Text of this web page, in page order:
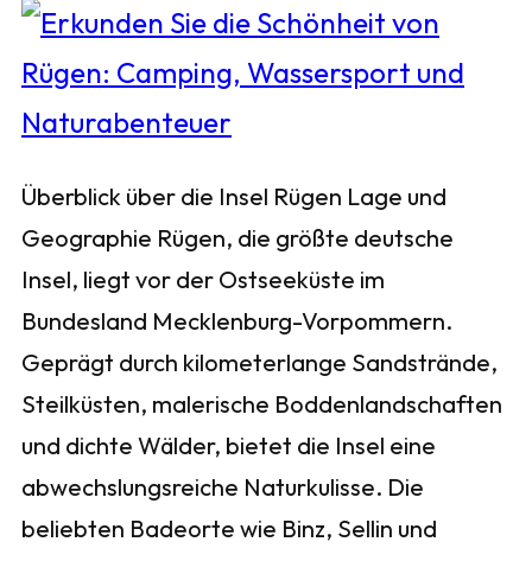
Überblick über die Insel Rügen Lage und
Geographie Rügen, die größte deutsche
Insel, liegt vor der Ostseeküste im
Bundesland Mecklenburg-Vorpommern.
Geprägt durch kilometerlange Sandstrände,
Steilküsten, malerische Boddenlandschaften
und dichte Wälder, bietet die Insel eine
abwechslungsreiche Naturkulisse. Die
beliebten Badeorte wie Binz, Sellin und